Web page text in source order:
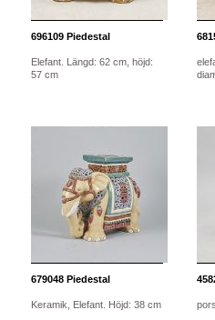
696109 Piedestal
Elefant. Längd: 62 cm, höjd:
57 cm
679048 Piedestal
Keramik, Elefant. Höjd: 38 cm